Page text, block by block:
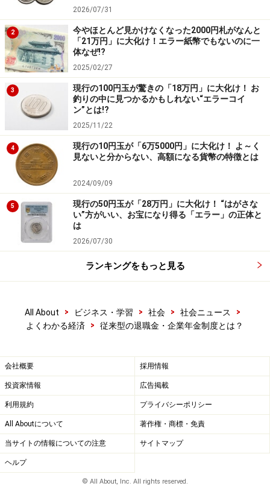
2026/07/31
2
今やほとんど見かけなくなった2000円札がなんと
「21万円」に大化け！エラー紙幣でもないのに一
体なぜ!?
2025/02/27
3
現行の100円玉が驚きの「18万円」に大化け！ お
釣りの中に見つかるかもしれない“エラーコイ
ン”とは!?
2025/11/22
4
現行の10円玉が「6万5000円」に大化け！ よ～く
見ないと分からない、高額になる貨幣の特徴とは
2024/09/09
5
現行の50円玉が「28万円」に大化け！ “はがさな
い”方がいい、お宝になり得る「エラー」の正体と
は
2026/07/30
ランキングをもっと見る
All About > ビジネス・学習 > 社会 > 社会ニュース
>
よくわかる経済
> 従来型の退職金・企業年金制度とは？
会社概要 採用情報
投資家情報 広告掲載
利用規約 プライバシーポリシー
All Aboutについて 著作権・商標・免責
当サイトの情報についての注意 サイトマップ
ヘルプ
© All About, Inc. All rights reserved.